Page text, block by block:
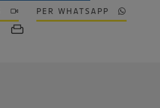
PER WHATSAPP